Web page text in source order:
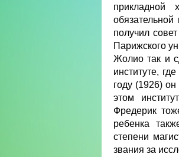
прикладной
получил
Парижского
Жолио так и
институте,
году (1926)
этом
Фредерик
ребенка
степени
звания за